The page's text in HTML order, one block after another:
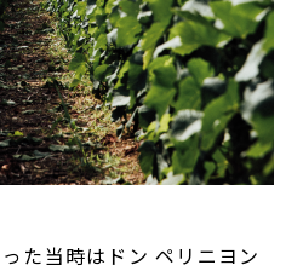
た当時はドン ペリニヨン